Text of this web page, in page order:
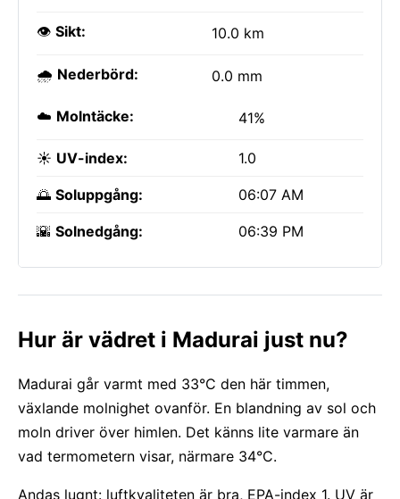
👁️ Sikt: 10.0 km
🌧️ Nederbörd: 0.0 mm
☁️ Molntäcke: 41%
☀️ UV-index: 1.0
🌅 Soluppgång: 06:07 AM
🌇 Solnedgång: 06:39 PM
Hur är vädret i Madurai just nu?
Madurai går varmt med 33°C den här timmen,
växlande molnighet ovanför. En blandning av sol och
moln driver över himlen. Det känns lite varmare än
vad termometern visar, närmare 34°C.
Andas lugnt: luftkvaliteten är bra, EPA-index 1. UV är